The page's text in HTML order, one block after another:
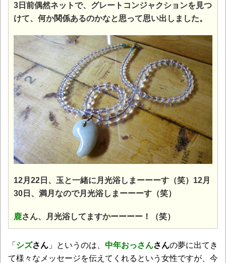
3日前偶然ネットで、グレートコンジャクションを見つ
けて、何か関係あるのかなと思って思い出しました。
12月22日、玉と一緒に月光浴しまーーーす（笑）12月
30日、満月なので月光浴しまーーーす（笑）
鹿さん、月光浴してますかーーーー！（笑）
「 シズさん 」というのは、 中年おっさんさんの夢に出てき
て様々なメッセージを伝えてくれるという女性ですが、今